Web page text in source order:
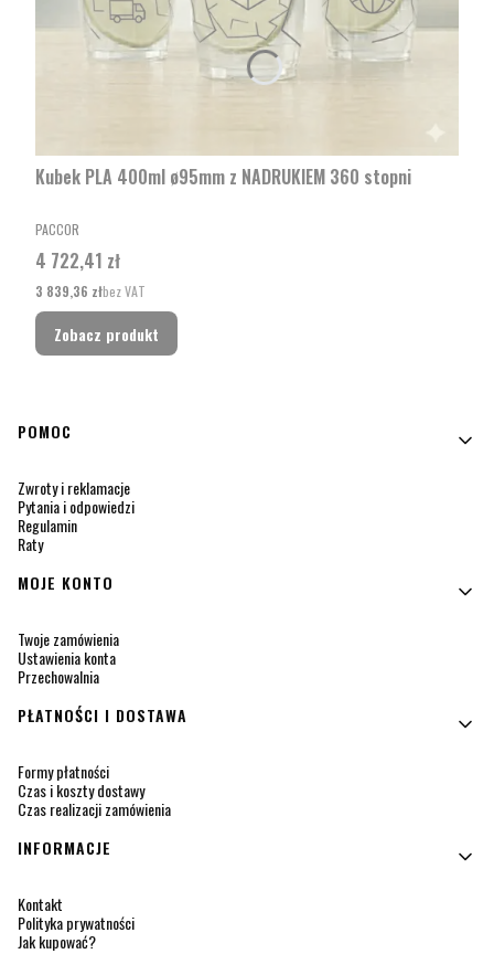
Kubek PLA 400ml ø95mm z NADRUKIEM 360 stopni
PRODUCENT
PACCOR
Cena
4 722,41 zł
Cena
3 839,36 złbez VAT
Zobacz produkt
Linki w stopce
POMOC
Zwroty i reklamacje
Pytania i odpowiedzi
Regulamin
Raty
MOJE KONTO
Twoje zamówienia
Ustawienia konta
Przechowalnia
PŁATNOŚCI I DOSTAWA
Formy płatności
Czas i koszty dostawy
Czas realizacji zamówienia
INFORMACJE
Kontakt
Polityka prywatności
Jak kupować?